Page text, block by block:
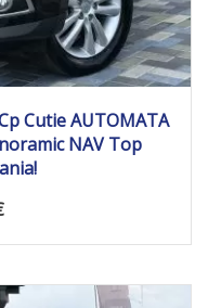
Cutie AUTOMATA
NAV Top